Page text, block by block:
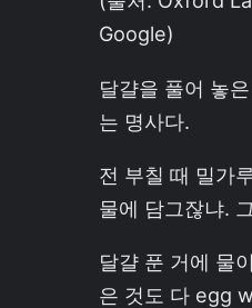
Google)
달걀을 풀어 놓
는 명사다.
전 부칠 때 밀가
물에 담그잖냐.
달걀 푼 거에 물
은 것도 다 egg